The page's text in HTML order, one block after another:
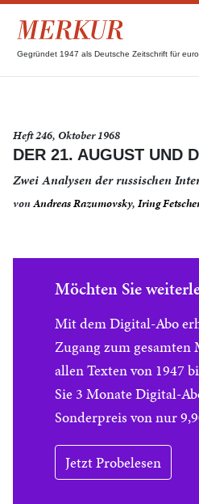
Gegründet 1947 als Deutsche Zeitschrift für
Heft 246, Oktober 1968
DER 21. AUGUST UND
Zwei Analysen der russischen
vonAndreas Razumovsky, Iring
Möchten Sie
Mit dem Digital-Abo
Zugang zum gesamten
allen Texten von 1947
Sie 3 Monate Digital-
Sonderpreis von nur
Jetzt Probelesen